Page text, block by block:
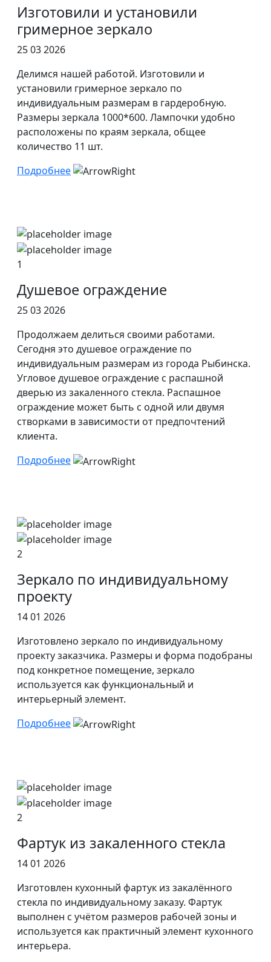
Изготовили и установили
гримерное зеркало
25 03 2026
Делимся нашей работой. Изготовили и
установили гримерное зеркало по
индивидуальным размерам в гардеробную.
Размеры зеркала 1000*600. Лампочки удобно
расположены по краям зеркала, общее
количество 11 шт.
Подробнее
1
Душевое ограждение
25 03 2026
Продолжаем делиться своими работами.
Сегодня это душевое ограждение по
индивидуальным размерам из города Рыбинска.
Угловое душевое ограждение с распашной
дверью из закаленного стекла. Распашное
ограждение может быть с одной или двумя
створками в зависимости от предпочтений
клиента.
Подробнее
2
Зеркало по индивидуальному
проекту
14 01 2026
Изготовлено зеркало по индивидуальному
проекту заказчика. Размеры и форма подобраны
под конкретное помещение, зеркало
используется как функциональный и
интерьерный элемент.
Подробнее
2
Фартук из закаленного стекла
14 01 2026
Изготовлен кухонный фартук из закалённого
стекла по индивидуальному заказу. Фартук
выполнен с учётом размеров рабочей зоны и
используется как практичный элемент кухонного
интерьера.